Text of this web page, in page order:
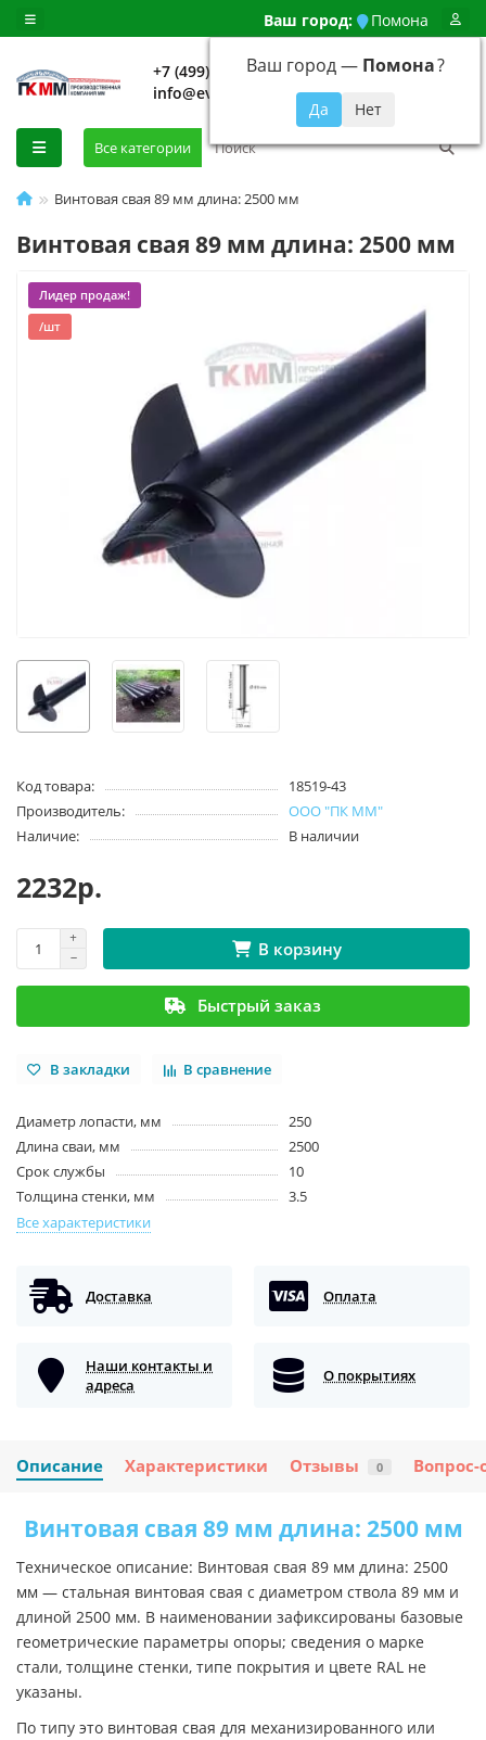
Ваш город: Помона
Ваш город — Помона?
+7 (499) 648-92-94
info@evroshtaketnikmoskva.ru
Все категории
Винтовая свая 89 мм длина: 2500 мм
Винтовая свая 89 мм длина: 2500 мм
Лидер продаж!
/шт
Код товара:
18519-43
Производитель:
ООО "ПК ММ"
Наличие:
В наличии
2232р.
В корзину
Быстрый заказ
В закладки В сравнение
Диаметр лопасти, мм
250
Длина сваи, мм
2500
Срок службы
10
Толщина стенки, мм
3.5
Все характеристики
Доставка Оплата
Наши контакты и
адреса
О покрытиях
Описание Характеристики Отзывы 0 Вопрос-
Винтовая свая 89 мм длина: 2500 мм
Техническое описание: Винтовая свая 89 мм длина: 2500
мм — стальная винтовая свая с диаметром ствола 89 мм и
длиной 2500 мм. В наименовании зафиксированы базовые
геометрические параметры опоры; сведения о марке
стали, толщине стенки, типе покрытия и цвете RAL не
указаны.
По типу это винтовая свая для механизированного или